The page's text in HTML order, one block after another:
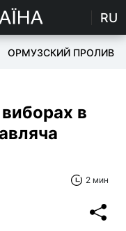
RU
ОРМУЗСКИЙ ПРОЛИВ
в
2 мин